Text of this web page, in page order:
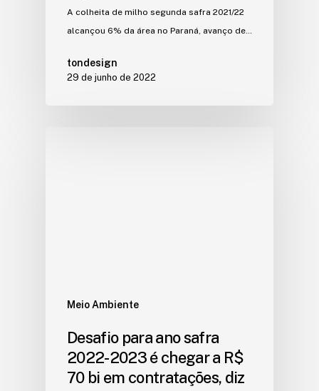
A colheita de milho segunda safra 2021/22
alcançou 6% da área no Paraná, avanço de…
tondesign
29 de junho de 2022
Meio Ambiente
Desafio para ano safra
2022-2023 é chegar a R$
70 bi em contratações, diz